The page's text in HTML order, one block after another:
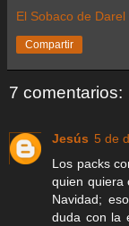
El Sobaco de Darel
Compartir
7 comentarios:
Jesús 5 de
Los packs
quien quiera
Navidad;
duda con la